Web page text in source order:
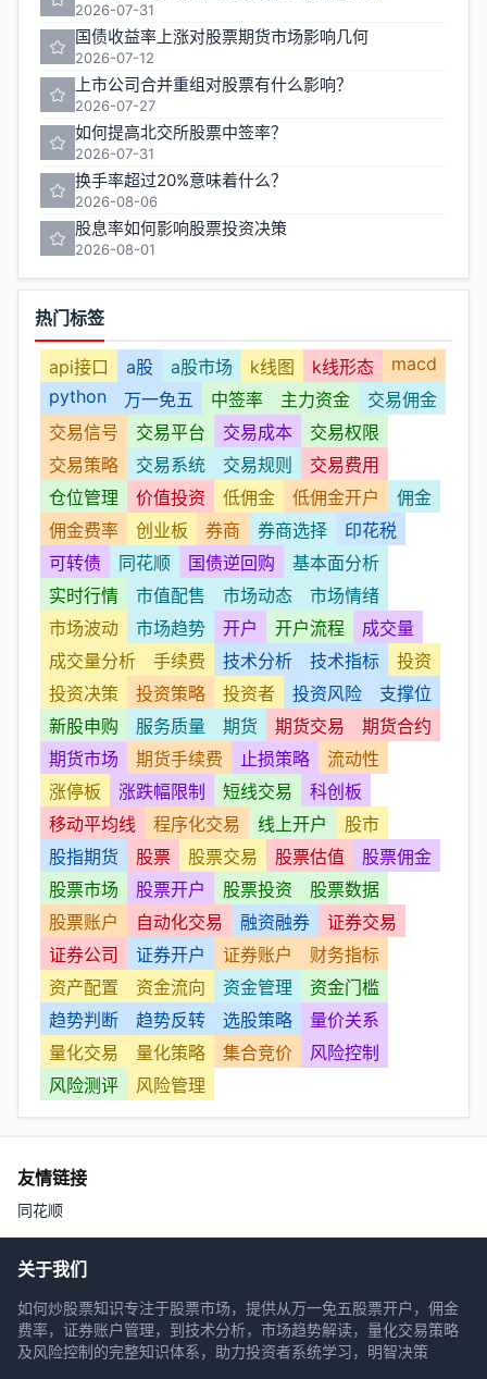
2026-07-31
国债收益率上涨对股票期货市场影响几何
2026-07-12
上市公司合并重组对股票有什么影响？
2026-07-27
如何提高北交所股票中签率？
2026-07-31
换手率超过20%意味着什么？
2026-08-06
股息率如何影响股票投资决策
2026-08-01
热门标签
api接口 a股 a股市场 k线图 k线形态
macd
python
万一免五 中签率 主力资金
交易佣金
交易信号
交易平台 交易成本
交易权限
交易策略
交易系统 交易规则
交易费用
仓位管理
价值投资 低佣金 低佣金开户
佣金
佣金费率
创业板 券商 券商选择
印花税
可转债
同花顺 国债逆回购
基本面分析
实时行情
市值配售 市场动态
市场情绪
市场波动
市场趋势 开户 开户流程
成交量
成交量分析
手续费 技术分析 技术指标
投资
投资决策
投资策略 投资者 投资风险
支撑位
新股申购
服务质量 期货 期货交易
期货合约
期货市场
期货手续费 止损策略
流动性
涨停板
涨跌幅限制 短线交易
科创板
移动平均线
程序化交易 线上开户
股市
股指期货
股票 股票交易 股票估值
股票佣金
股票市场
股票开户 股票投资
股票数据
股票账户
自动化交易 融资融券
证券交易
证券公司
证券开户 证券账户
财务指标
资产配置
资金流向 资金管理
资金门槛
趋势判断
趋势反转 选股策略
量价关系
量化交易
量化策略 集合竞价
风险控制
风险测评
风险管理
友情链接
同花顺
关于我们
如何炒股票知识专注于股票市场，提供从万一免五股票开户，佣金
费率，证券账户管理，到技术分析，市场趋势解读，量化交易策略
及风险控制的完整知识体系，助力投资者系统学习，明智决策